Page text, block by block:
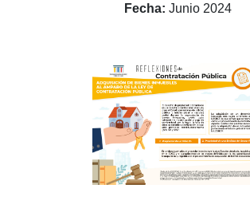
Fecha: Junio 2024